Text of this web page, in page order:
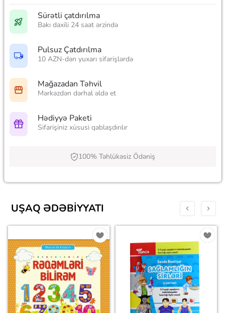
Sürətli çatdırılma
Bakı daxili 24 saat ərzində
Pulsuz Çatdırılma
10 AZN-dən yuxarı sifarişlərdə
Mağazadan Təhvil
Mərkəzdən dərhal əldə et
Hədiyyə Paketi
Sifarişiniz xüsusi qablaşdırılır
100% Təhlükəsiz Ödəniş
UŞAQ ƏDƏBIYYATI